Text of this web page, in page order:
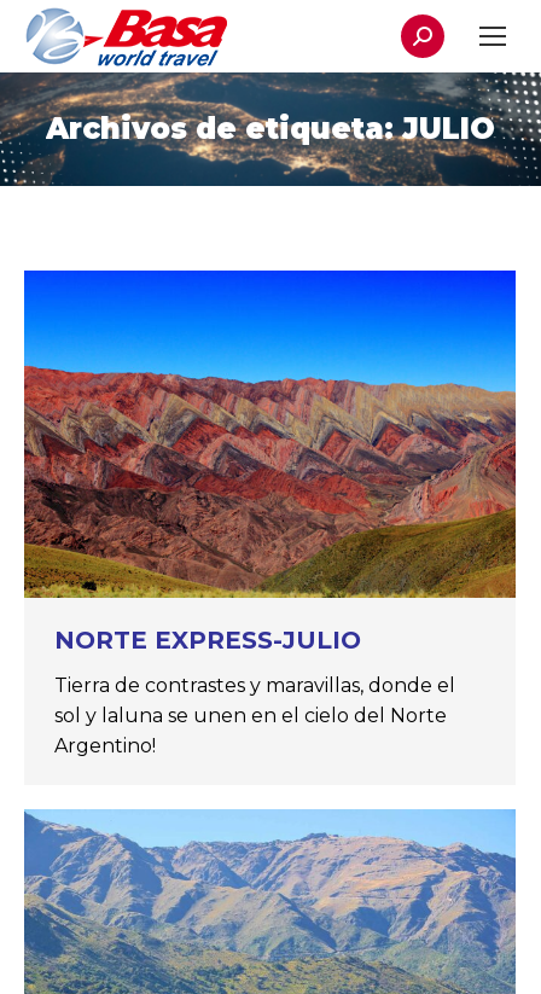
Buscar:
Archivos de etiqueta:JULIO
NORTE EXPRESS-JULIO
Tierra de contrastes y maravillas, donde el
sol y laluna se unen en el cielo del Norte
Argentino!